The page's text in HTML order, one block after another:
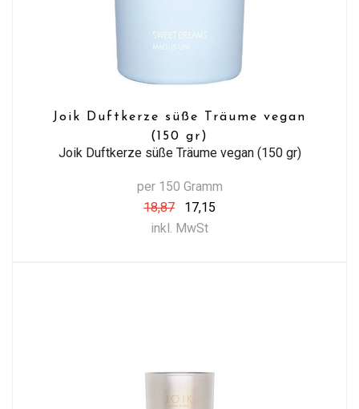
Joik Duftkerze süße Träume vegan
(150 gr)
Joik Duftkerze süße Träume vegan (150 gr)
per 150 Gramm
18,87
17,15
inkl. MwSt